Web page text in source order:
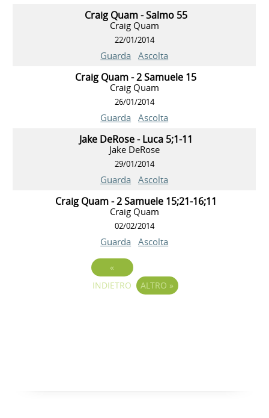
Craig Quam - Salmo 55
Craig Quam
22/01/2014
Guarda Ascolta
Craig Quam - 2 Samuele 15
Craig Quam
26/01/2014
Guarda Ascolta
Jake DeRose - Luca 5;1-11
Jake DeRose
29/01/2014
Guarda Ascolta
Craig Quam - 2 Samuele 15;21-16;11
Craig Quam
02/02/2014
Guarda Ascolta
«
INDIETRO
ALTRO »